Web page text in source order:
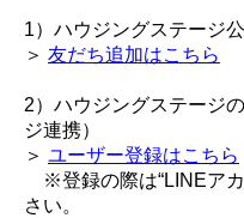
1）ハウジングステージ
＞ 友だち追加はこちら
2）ハウジングステージ
ジ連携）
＞ ユーザー登録はこちら
※登録の際は“LINEアカ
さい。